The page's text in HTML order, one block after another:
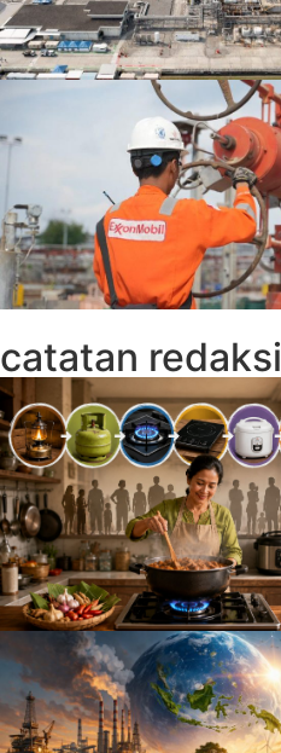
catatan redaksi